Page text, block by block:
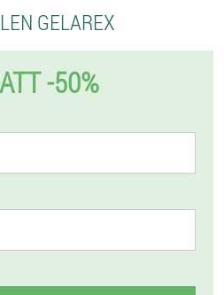
GELAREX
-50%